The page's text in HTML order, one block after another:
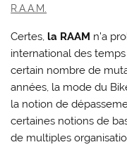
R.A.A.M.
Certes, la RAAM n’a
international des temps
certain nombre de
années, la mode du
la notion de
certaines notions de
de multiples